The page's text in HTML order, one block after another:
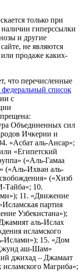
только при
гиперссылки
и другие
не являются
продаже каких-
что перечисленные
список
с
Объединенных сил
Ичкерии и
«Асбат аль-Ансар»;
«Египетский
(«Аль-Гамаа
(«Аль-Ихван аль-
(«Хизб
Тайба»; 10.
11. «Движение
партия
Узбекистана»);
аль-Ислах
исламского
Ислами»); 15. «Дом
аш-Шам»
джихад – Джамаат
Магриба»;